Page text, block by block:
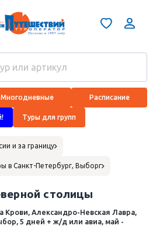
Многодневные Расписание
Туры для групп
и за границу
в Санкт-Петербург, Выборг
столицы
Крови, Александро-Невская Лавра,
5 дней + ж/д или авиа, май -